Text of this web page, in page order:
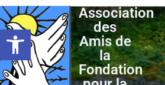
Ouvrir la barre d’outils
Association
des
Amis de
la
Fondation